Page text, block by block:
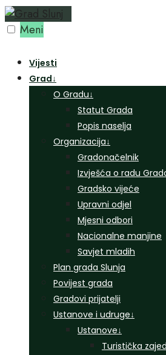
Preskoči
na Meni
Vijesti
Grad↓
O Gradu↓
Statut Grada
Popis naselja
Organizacija↓
Gradonačelnik
Izvješća o radu
Gradsko vijeće
Upravni odjel
Mjesni odbori
Nacionalne manjine
Savjet mladih
Plan grada Slunja
Povijest grada
Gradovi prijatelji
Ustanove i udruge↓
Ustanove↓
Turistička